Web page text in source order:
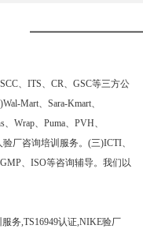
、ITS、CR、GSC等三方公
Mart、Sara-Kmart、
Wrap、Puma、PVH、
厂咨询培训服务。(三)ICTI、
、ISO等咨询辅导。我们以
务,TS16949认证,NIKE验厂